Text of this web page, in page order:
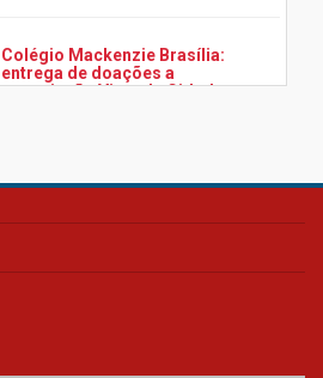
Colégio Mackenzie Brasília:
entrega de doações a
associação Viver da Cidade
Colégio Presbiteriano
os funcionários